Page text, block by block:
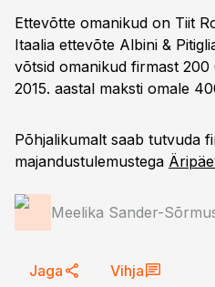
Ettevõtte omanikud on Tiit
Itaalia ettevõte Albini &
võtsid omanikud firmast
2015. aastal maksti omale
Põhjalikumalt saab tutvuda
majandustulemustega
Meelika Sander-
Jaga Vihja